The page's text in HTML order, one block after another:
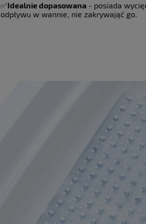
✅Idealnie dopasowana - posiada
odpływu w wannie, nie zakrywająć go.